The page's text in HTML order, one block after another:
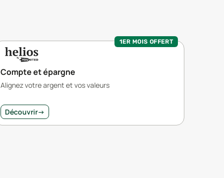
1ER MOIS OFFERT
Compte et épargne
Alignez votre argent et vos valeurs
Découvrir→